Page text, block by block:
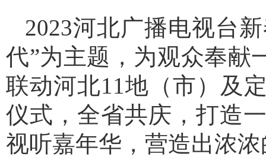
2023河北广播电视台
代”为主题，为观众奉献
联动河北11地（市）及
仪式，全省共庆，打造
视听嘉年华，营造出浓